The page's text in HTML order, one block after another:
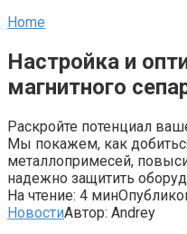
Home
Настройка и
магнитного
Раскройте потенциал
Мы покажем, как
металлопримесей,
надежно защитить
На чтение: 4 мин
НовостиАвтор: Andrey